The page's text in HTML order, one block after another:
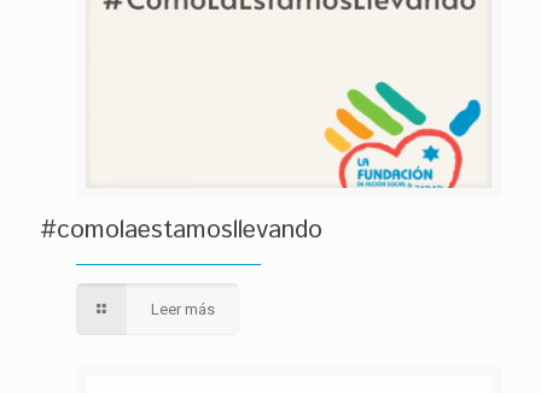
#comolaestamosllevando
Leer más